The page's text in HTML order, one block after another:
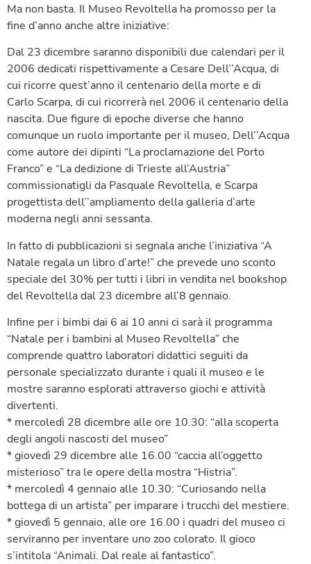
Ma non basta. Il Museo Revoltella ha promosso per la
fine d’anno anche altre iniziative:
Dal 23 dicembre saranno disponibili due calendari per il
2006 dedicati rispettivamente a Cesare Dell’’Acqua, di
cui ricorre quest’anno il centenario della morte e di
Carlo Scarpa, di cui ricorrerà nel 2006 il centenario della
nascita. Due figure di epoche diverse che hanno
comunque un ruolo importante per il museo, Dell’’Acqua
come autore dei dipinti “La proclamazione del Porto
Franco” e “La dedizione di Trieste all’Austria”
commissionatigli da Pasquale Revoltella, e Scarpa
progettista dell’’ampliamento della galleria d’arte
moderna negli anni sessanta.
In fatto di pubblicazioni si segnala anche l’iniziativa “A
Natale regala un libro d’arte!” che prevede uno sconto
speciale del 30% per tutti i libri in vendita nel bookshop
del Revoltella dal 23 dicembre all’8 gennaio.
Infine per i bimbi dai 6 ai 10 anni ci sarà il programma
“Natale per i bambini al Museo Revoltella” che
comprende quattro laboratori didattici seguiti da
personale specializzato durante i quali il museo e le
mostre saranno esplorati attraverso giochi e attività
divertenti.
* mercoledì 28 dicembre alle ore 10.30: “alla scoperta
degli angoli nascosti del museo”
* giovedì 29 dicembre alle 16.00 “caccia all’oggetto
misterioso” tra le opere della mostra “Histria”.
* mercoledì 4 gennaio alle 10.30: “Curiosando nella
bottega di un artista” per imparare i trucchi del mestiere.
* giovedì 5 gennaio, alle ore 16.00 i quadri del museo ci
serviranno per inventare uno zoo colorato. Il gioco
s’intitola “Animali. Dal reale al fantastico”.